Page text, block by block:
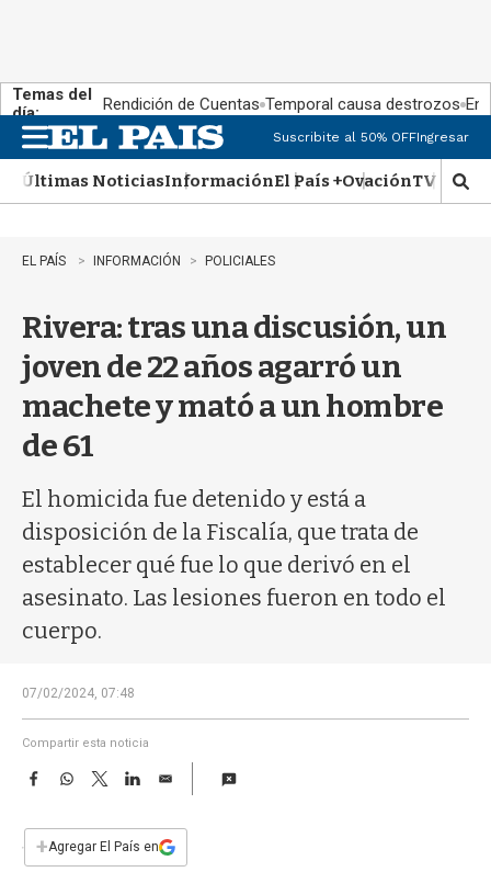
Temas del
día:
Rendición de Cuentas Temporal causa destrozos En
n
u
Suscribite al 50% OFFIngresar
Últimas NoticiasInformaciónEl País +OvaciónTV Show
M
o
EL PAÍS INFORMACIÓN POLICIALES
Rivera: tras una discusión, un
joven de 22 años agarró un
machete y mató a un hombre
de 61
El homicida fue detenido y está a
disposición de la Fiscalía, que trata de
establecer qué fue lo que derivó en el
asesinato. Las lesiones fueron en todo el
cuerpo.
07/02/2024, 07:48
Compartir esta noticia
F
e
b
W
s
T
w
t
L
E
i
l
+Agregar El País en